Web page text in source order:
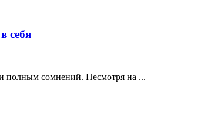
себя
полным сомнений. Несмотря на ...